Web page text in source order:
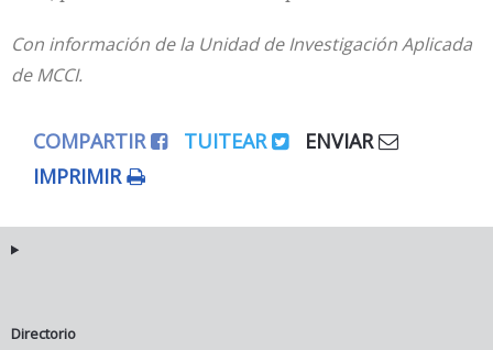
Con información de la Unidad de Investigación Aplicada
de MCCI.
COMPARTIR TUITEAR
ENVIAR
IMPRIMIR
Directorio